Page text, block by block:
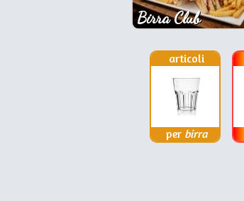
Birra Club
articoli
per birra